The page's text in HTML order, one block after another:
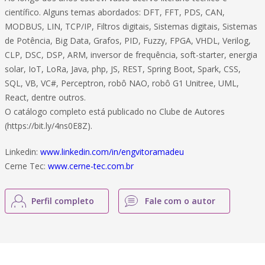
científico. Alguns temas abordados: DFT, FFT, PDS, CAN,
MODBUS, LIN, TCP/IP, Filtros digitais, Sistemas digitais, Sistemas
de Potência, Big Data, Grafos, PID, Fuzzy, FPGA, VHDL, Verilog,
CLP, DSC, DSP, ARM, inversor de frequência, soft-starter, energia
solar, IoT, LoRa, Java, php, JS, REST, Spring Boot, Spark, CSS,
SQL, VB, VC#, Perceptron, robô NAO, robô G1 Unitree, UML,
React, dentre outros.
O catálogo completo está publicado no Clube de Autores
(https://bit.ly/4ns0E8Z).
Linkedin: www.linkedin.com/in/engvitoramadeu
Cerne Tec: www.cerne-tec.com.br
Perfil completo Fale com o autor